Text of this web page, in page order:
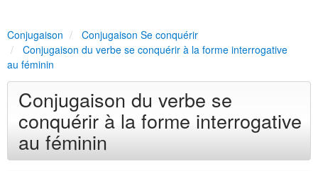
Conjugaison
Conjugaison Se conquérir
Conjugaison du verbe se conquérir à la forme interrogative
au féminin
Conjugaison du verbe se
conquérir à la forme interrogative
au féminin